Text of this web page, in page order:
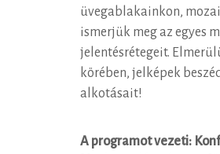
üvegablakainkon,
ismerjük meg az egyes
jelentésrétegeit.
körében, jelképek
alkotásait!
A programot vezeti: